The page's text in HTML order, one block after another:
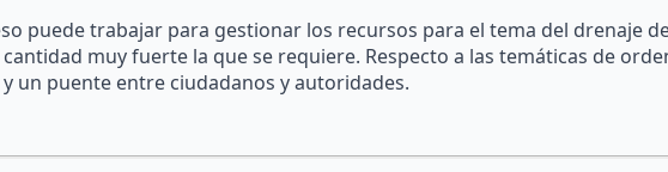
puede trabajar para gestionar los recursos para el tema del drenaje
muy fuerte la que se requiere. Respecto a las temáticas de
un puente entre ciudadanos y autoridades.